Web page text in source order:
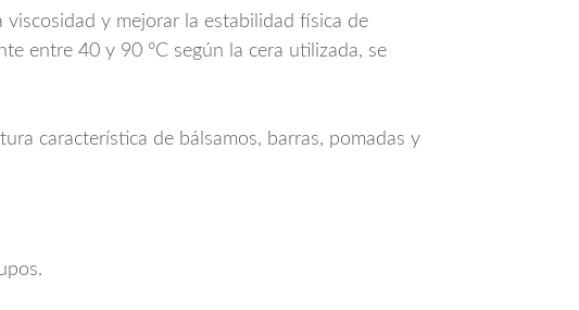
y mejorar la estabilidad física de
entre 40 y 90 °C según la cera utilizada, se
característica de bálsamos, barras, pomadas y